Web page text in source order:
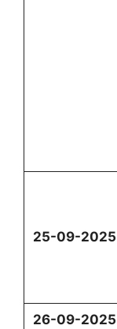
25-09-2025
26-09-2025